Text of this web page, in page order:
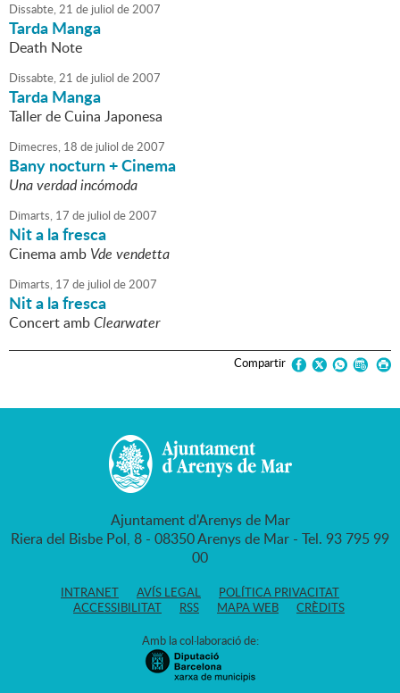
Dissabte,21 de juliol de2007
Tarda Manga
Death Note
Dissabte,21 de juliol de2007
Tarda Manga
Taller de Cuina Japonesa
Dimecres, 18 de juliol de2007
Bany nocturn + Cinema
Una verdad incómoda
Dimarts, 17 de juliol de2007
Nit a la fresca
Cinema amb Vde vendetta
Dimarts, 17 de juliol de2007
Nit a la fresca
Concert ambClearwater
Compartir
Ajuntament d'Arenys de Mar
Riera del Bisbe Pol, 8 - 08350 Arenys de Mar - Tel. 93 795 99
00
INTRANET AVÍS LEGAL
POLÍTICA PRIVACITAT
ACCESSIBILITAT
RSS MAPA WEB CRÈDITS
Amb la col·laboració de: